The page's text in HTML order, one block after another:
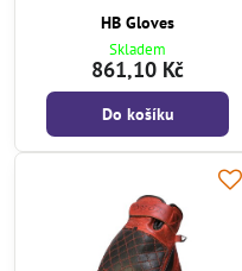
HB Gloves
Skladem
861,10 Kč
Do košíku